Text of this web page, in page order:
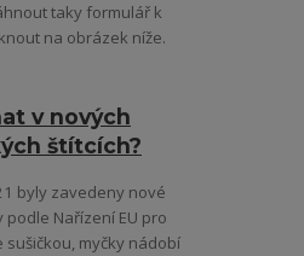
taky formulář k
na obrázek níže.
v nových
štítcích?
byly zavedeny nové
podle Nařízení EU pro
sušičkou, myčky nádobí